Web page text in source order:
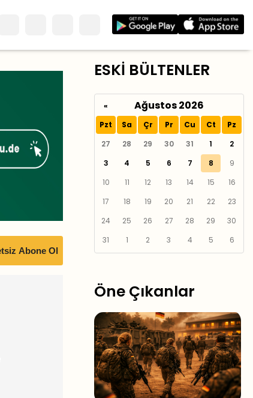
ESKİ BÜLTENLER
« Ağustos 2026
Pzt Sa Çr Pr Cu Ct
Pz
27
28 29 30 31 1
2
3
4 5 6 7 8
9
10
11 12 13 14 15
16
17
18 19 20 21 22
23
24
25 26 27 28 29
30
31
1 2 3 4 5 6
Öne Çıkanlar